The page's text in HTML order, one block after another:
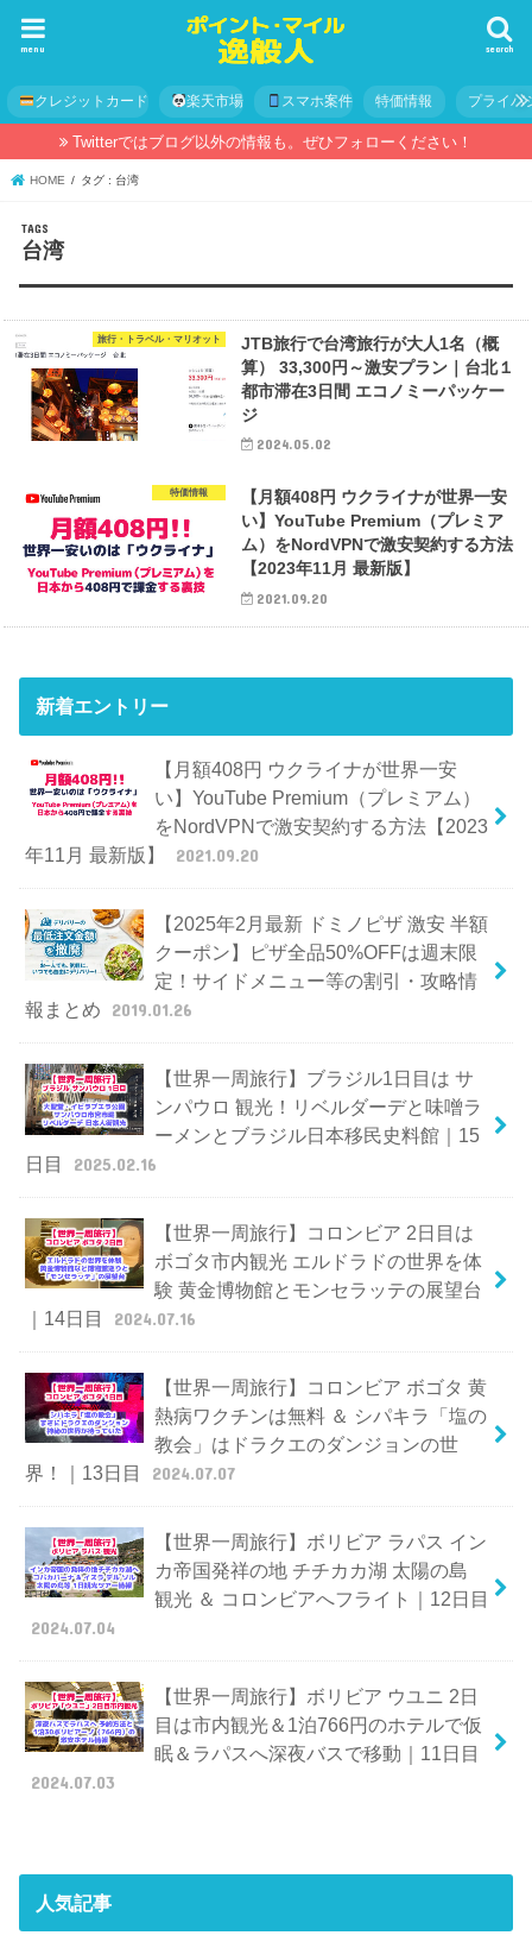
search
menu
クレジットカード 楽天市場 スマホ案件 特価情報 プライバ
Twitterではブログ以外の情報も。ぜひフォローください！
HOME タグ : 台湾
台湾
旅行・トラベル・マリオット
JTB旅行で台湾旅行が大人1名（概
算） 33,300円～激安プラン｜台北１
都市滞在3日間 エコノミーパッケー
ジ
2024.05.02
特価情報
【月額408円 ウクライナが世界一安
い】YouTube Premium（プレミア
ム）をNordVPNで激安契約する方法
【2023年11月 最新版】
2021.09.20
新着エントリー
【月額408円 ウクライナが世界一安
い】YouTube Premium（プレミアム）
をNordVPNで激安契約する方法【2023
年11月 最新版】
2021.09.20
【2025年2月最新 ドミノピザ 激安 半額
クーポン】ピザ全品50%OFFは週末限
定！サイドメニュー等の割引・攻略情
報まとめ
2019.01.26
【世界一周旅行】ブラジル1日目は サ
ンパウロ 観光！リベルダーデと味噌ラ
ーメンとブラジル日本移民史料館｜15
日目
2025.02.16
【世界一周旅行】コロンビア 2日目は
ボゴタ市内観光 エルドラドの世界を体
験 黄金博物館とモンセラッテの展望台
｜14日目
2024.07.16
【世界一周旅行】コロンビア ボゴタ 黄
熱病ワクチンは無料 ＆ シパキラ「塩の
教会」はドラクエのダンジョンの世
界！｜13日目
2024.07.07
【世界一周旅行】ボリビア ラパス イン
カ帝国発祥の地 チチカカ湖 太陽の島
観光 ＆ コロンビアへフライト｜12日目
2024.07.04
【世界一周旅行】ボリビア ウユニ 2日
目は市内観光＆1泊766円のホテルで仮
眠＆ラパスへ深夜バスで移動｜11日目
2024.07.03
人気記事